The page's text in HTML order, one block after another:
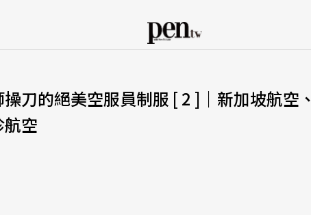
刀的絕美空服員制服 [ 2 ]｜新加坡航空、
空